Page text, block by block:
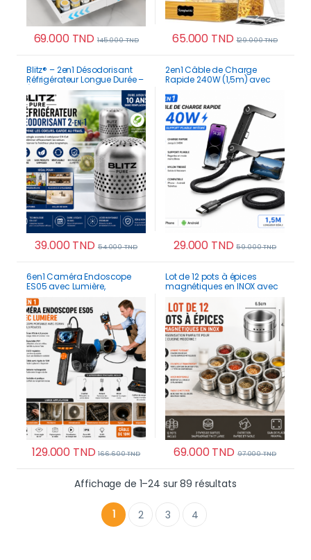
69.000TND 145.000TND 65.000 TND 129.000TND
Blitz® – 2en1 Désodorisant
Réfrigérateur Longue Durée –
Éliminateur d’Odeurs
Puissant Multi-Usages
39.000TND 54.000TND
2en1 Câble de Charge
Rapide 240W (1,5m) avec
Cordon Robuste pour
Smartphones et Tablettes
29.000 TND 59.000TND
6en1 Caméra Endoscope
ES05 avec Lumière,
boroscope portable avec
écran IPS de 4,3 pouces
129.000 TND 166.600TND
Lot de 12 pots à épices
magnétiques en INOX avec
69.000TND 97.000TND
Affichage de 1–24 sur 89 résultatsTrié du plus
1 2 3 4